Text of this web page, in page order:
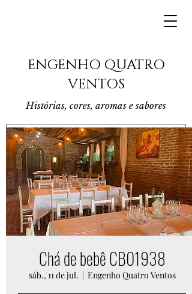
ENGENHO QUATRO
VENTOS
Histórias, cores, aromas e sabores
Chá de bebê CB01938
sáb., 11 de jul.
  |
Engenho Quatro Ventos